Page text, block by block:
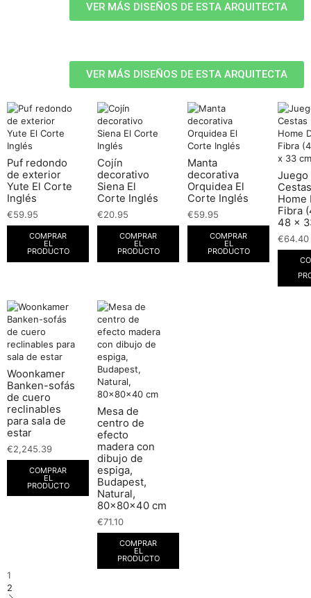
VER MÁS DISEÑOS DE ESTA ARQUITECTA
VER MÁS DISEÑOS DE ESTA ARQUITECTA
Puf redondo
de exterior
Yute El Corte
Inglés
€59.95
COMPRAR
EL
PRODUCTO
Cojín
decorativo
Siena El
Corte Inglés
€20.95
COMPRAR
EL
PRODUCTO
Manta
decorativa
Orquidea El
Corte Inglés
€59.95
COMPRAR
EL
PRODUCTO
Juego
Home
Fibra
48 x
€64.40
Woonkamer
Banken-sofás
de cuero
reclinables
para sala de
estar
€2,245.39
COMPRAR
EL
PRODUCTO
Mesa de
centro de
efecto
madera con
dibujo de
espiga,
Budapest,
Natural,
80x80x40 cm
€71.10
COMPRAR
EL
PRODUCTO
1
2